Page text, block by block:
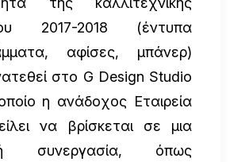
2017-2018 (έντυπα
αφίσες, μπάνερ)
στο G Design Studio
η ανάδοχος Εταιρεία
να βρίσκεται σε μια
συνεργασία, όπως